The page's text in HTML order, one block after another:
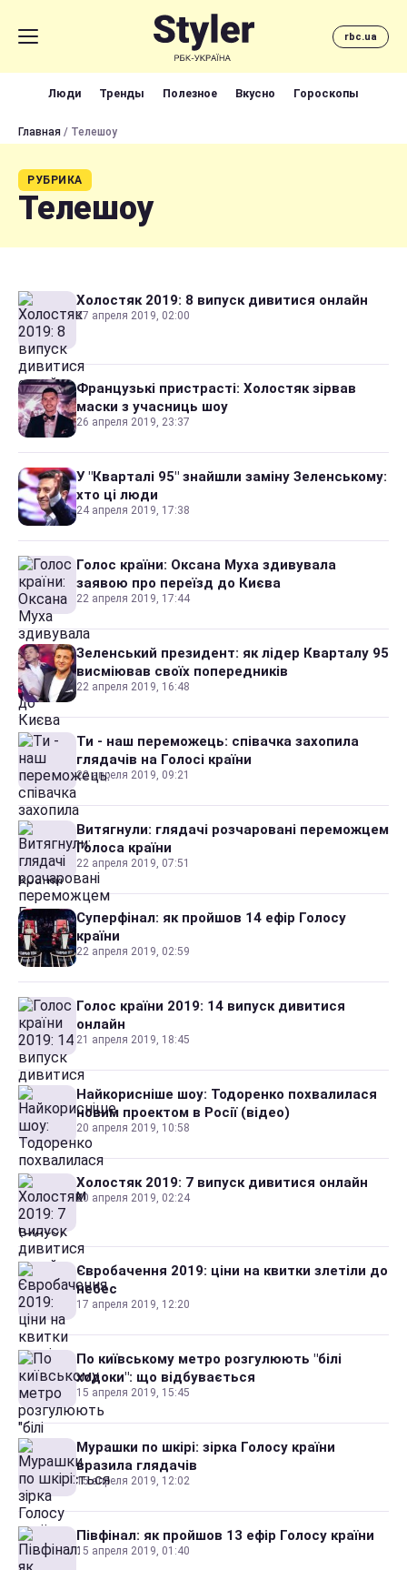
rbc.ua
Люди Тренды Полезное Вкусно Гороскопы
Главная / Телешоу
РУБРИКА
Телешоу
Холостяк 2019: 8 випуск дивитися онлайн
27 апреля 2019, 02:00
Французькі пристрасті: Холостяк зірвав
маски з учасниць шоу
26 апреля 2019, 23:37
У "Кварталі 95" знайшли заміну Зеленському:
хто ці люди
24 апреля 2019, 17:38
Голос країни: Оксана Муха здивувала
заявою про переїзд до Києва
22 апреля 2019, 17:44
Зеленський президент: як лідер Кварталу 95
висміював своїх попередників
22 апреля 2019, 16:48
Ти - наш переможець: співачка захопила
глядачів на Голосі країни
22 апреля 2019, 09:21
Витягнули: глядачі розчаровані переможцем
Голоса країни
22 апреля 2019, 07:51
Суперфінал: як пройшов 14 ефір Голосу
країни
22 апреля 2019, 02:59
Голос країни 2019: 14 випуск дивитися
онлайн
21 апреля 2019, 18:45
Найкорисніше шоу: Тодоренко похвалилася
новим проектом в Росії (відео)
20 апреля 2019, 10:58
Холостяк 2019: 7 випуск дивитися онлайн
20 апреля 2019, 02:24
Євробачення 2019: ціни на квитки злетіли до
небес
17 апреля 2019, 12:20
По київському метро розгулюють "білі
ходоки": що відбувається
15 апреля 2019, 15:45
Мурашки по шкірі: зірка Голосу країни
вразила глядачів
15 апреля 2019, 12:02
Півфінал: як пройшов 13 ефір Голосу країни
15 апреля 2019, 01:40